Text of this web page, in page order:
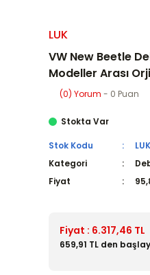
LUK
VW New Beetle
Modeller Arası
(0) Yorum - 0 Puan
Stokta Var
Stok Kodu
Kategori
Fiyat
Fiyat : 6.317,46 TL
659,91 TL den